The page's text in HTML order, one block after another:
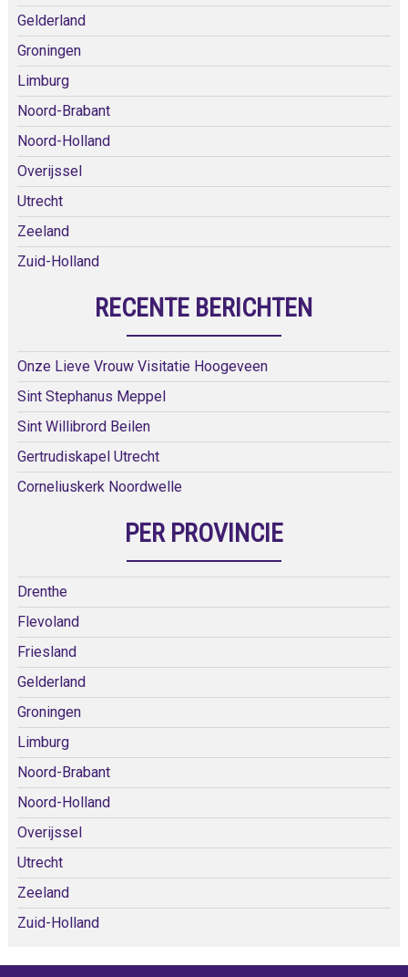
Gelderland
Groningen
Limburg
Noord-Brabant
Noord-Holland
Overijssel
Utrecht
Zeeland
Zuid-Holland
RECENTE BERICHTEN
Onze Lieve Vrouw Visitatie Hoogeveen
Sint Stephanus Meppel
Sint Willibrord Beilen
Gertrudiskapel Utrecht
Corneliuskerk Noordwelle
PER PROVINCIE
Drenthe
Flevoland
Friesland
Gelderland
Groningen
Limburg
Noord-Brabant
Noord-Holland
Overijssel
Utrecht
Zeeland
Zuid-Holland